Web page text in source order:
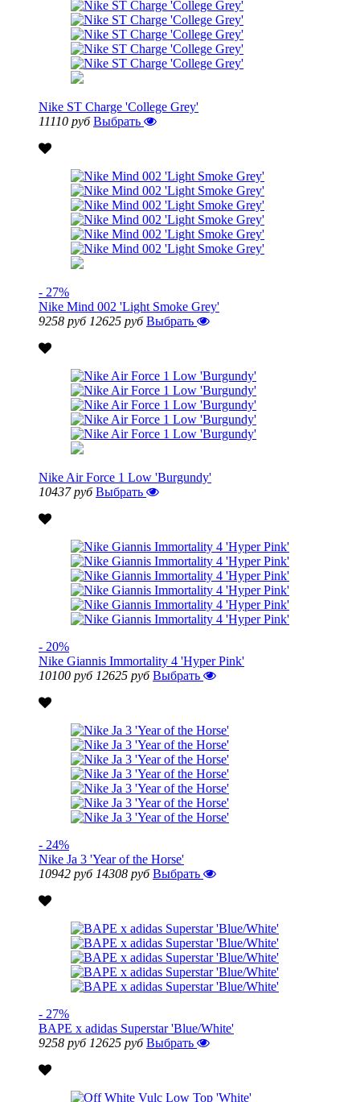
Nike ST Charge 'College Grey'
11110 руб Выбрать
- 27%
Nike Mind 002 'Light Smoke Grey'
9258 руб 12625 руб Выбрать
Nike Air Force 1 Low 'Burgundy'
10437 руб Выбрать
- 20%
Nike Giannis Immortality 4 'Hyper Pink'
10100 руб 12625 руб Выбрать
- 24%
Nike Ja 3 'Year of the Horse'
10942 руб 14308 руб Выбрать
- 27%
BAPE x adidas Superstar 'Blue/White'
9258 руб 12625 руб Выбрать